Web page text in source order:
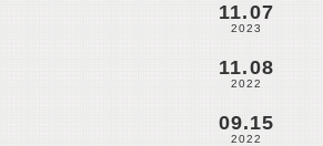
11.07
2023
11.08
2022
09.15
2022